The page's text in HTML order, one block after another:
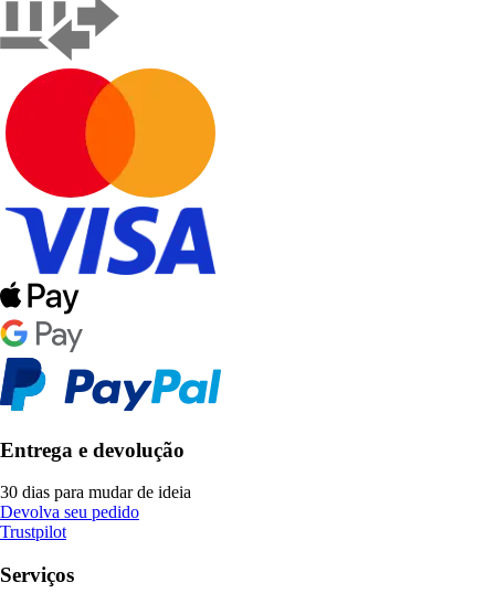
Entrega e devolução
30 dias para mudar de ideia
Devolva seu pedido
Trustpilot
Serviços